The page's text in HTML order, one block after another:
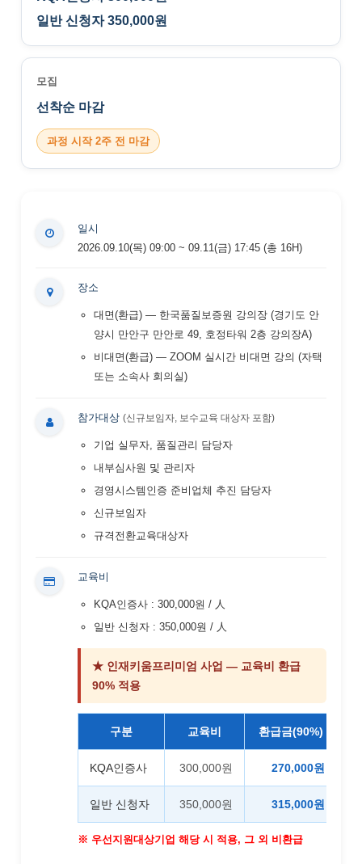
일반 신청자 350,000원
모집
선착순 마감
과정 시작 2주 전 마감
일시
2026.09.10(목) 09:00 ~ 09.11(금) 17:45 (총 16H)
장소
대면(환급) — 한국품질보증원 강의장 (경기도 안
양시 만안구 만안로 49, 호정타워 2층 강의장A)
비대면(환급) — ZOOM 실시간 비대면 강의 (자택
또는 소속사 회의실)
참가대상 (신규보임자, 보수교육 대상자 포함)
기업 실무자, 품질관리 담당자
내부심사원 및 관리자
경영시스템인증 준비업체 추진 담당자
신규보임자
규격전환교육대상자
교육비
KQA인증사 : 300,000원 / 人
일반 신청자 : 350,000원 / 人
★ 인재키움프리미엄 사업 — 교육비 환급
90% 적용
구분 교육비 환급금(90%)
KQA인증사 300,000원 270,000원
일반 신청자 350,000원 315,000원
※ 우선지원대상기업 해당 시 적용, 그 외 비환급